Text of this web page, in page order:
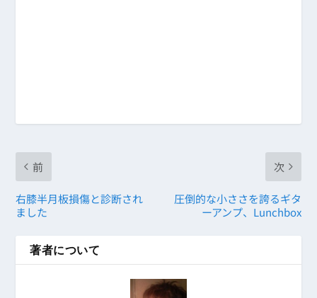
前
右膝半月板損傷と診断され
ました
次
圧倒的な小ささを誇るギタ
ーアンプ、Lunchbox
著者について